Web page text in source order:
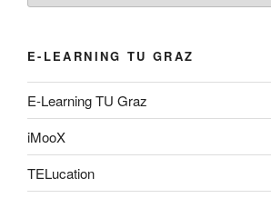
E-LEARNING TU GRAZ
E-Learning TU Graz
iMooX
TELucation